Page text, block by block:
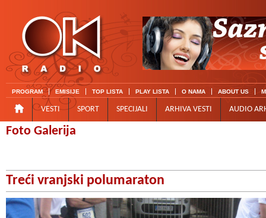
PROGRAM EMISIJE TOP LISTA PLAY LISTA O NAMA ABOUT US
VESTI SPORT SPECIJALI ARHIVA VESTI AUDIO
Foto Galerija
Treći vranjski polumaraton